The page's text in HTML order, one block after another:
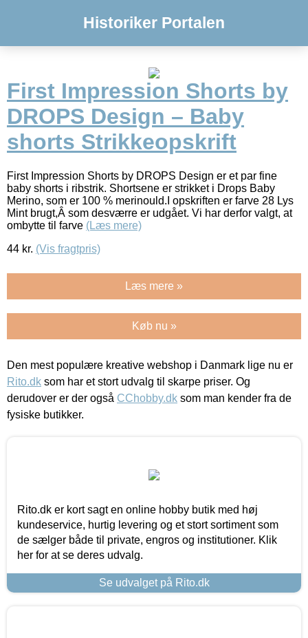
Historiker Portalen
First Impression Shorts by
DROPS Design – Baby
shorts Strikkeopskrift
First Impression Shorts by DROPS Design er et par fine
baby shorts i ribstrik. Shortsene er strikket i Drops Baby
Merino, som er 100 % merinould.I opskriften er farve 28 Lys
Mint brugt,Â som desværre er udgået. Vi har derfor valgt, at
ombytte til farve (Læs mere)
44 kr. (Vis fragtpris)
Læs mere »
Køb nu »
Den mest populære kreative webshop i Danmark lige nu er
Rito.dk som har et stort udvalg til skarpe priser. Og
derudover er der også CChobby.dk som man kender fra de
fysiske butikker.
Rito.dk er kort sagt en online hobby butik med høj
kundeservice, hurtig levering og et stort sortiment som
de sælger både til private, engros og institutioner. Klik
her for at se deres udvalg.
Se udvalget på Rito.dk